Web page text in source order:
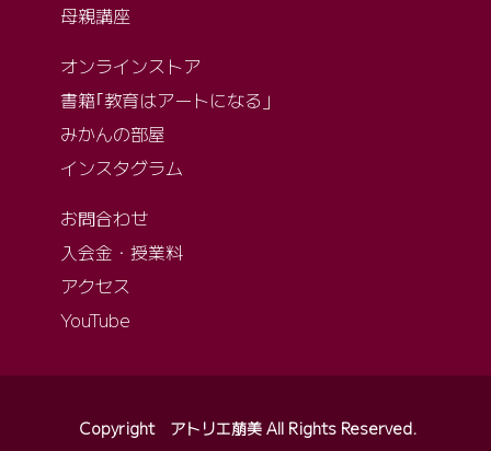
母親講座
オンラインストア
書籍｢教育はアートになる」
みかんの部屋
インスタグラム
お問合わせ
入会金・授業料
アクセス
YouTube
Copyright アトリエ萠美 All Rights Reserved.